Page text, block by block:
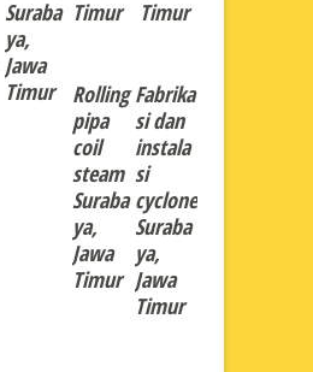
Suraba
ya,
Jawa
Timur
Timur
Timur
Rolling
pipa
coil
steam
Suraba
ya,
Jawa
Timur
Fabrika
si dan
instala
si
cyclone
Suraba
ya,
Jawa
Timur